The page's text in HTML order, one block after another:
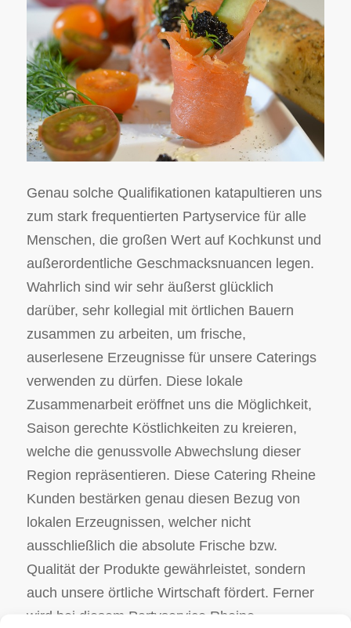
Genau solche Qualifikationen katapultieren uns
zum stark frequentierten Partyservice für alle
Menschen, die großen Wert auf Kochkunst und
außerordentliche Geschmacksnuancen legen.
Wahrlich sind wir sehr äußerst glücklich
darüber, sehr kollegial mit örtlichen Bauern
zusammen zu arbeiten, um frische,
auserlesene Erzeugnisse für unsere Caterings
verwenden zu dürfen. Diese lokale
Zusammenarbeit eröffnet uns die Möglichkeit,
Saison gerechte Köstlichkeiten zu kreieren,
welche die genussvolle Abwechslung dieser
Region repräsentieren. Diese Catering Rheine
Kunden bestärken genau diesen Bezug von
lokalen Erzeugnissen, welcher nicht
ausschließlich die absolute Frische bzw.
Qualität der Produkte gewährleistet, sondern
auch unsere örtliche Wirtschaft fördert. Ferner
wird bei diesem Partyservice Rheine